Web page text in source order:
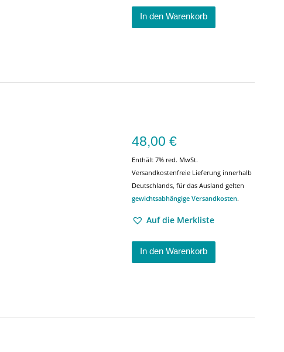
In den Warenkorb
48,00 €
Enthält 7% red. MwSt.
Versandkostenfreie Lieferung innerhalb
Deutschlands, für das Ausland gelten
gewichtsabhängige Versandkosten.
Auf die Merkliste
In den Warenkorb